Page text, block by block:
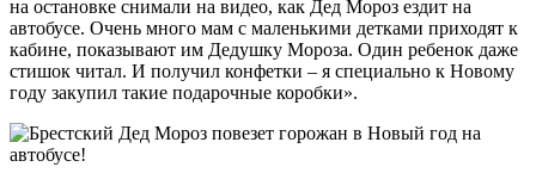
на остановке снимали на видео, как Дед Мороз ездит на
автобусе. Очень много мам с маленькими детками приходят к
кабине, показывают им Дедушку Мороза. Один ребенок даже
стишок читал. И получил конфетки – я специально к Новому
году закупил такие подарочные коробки».